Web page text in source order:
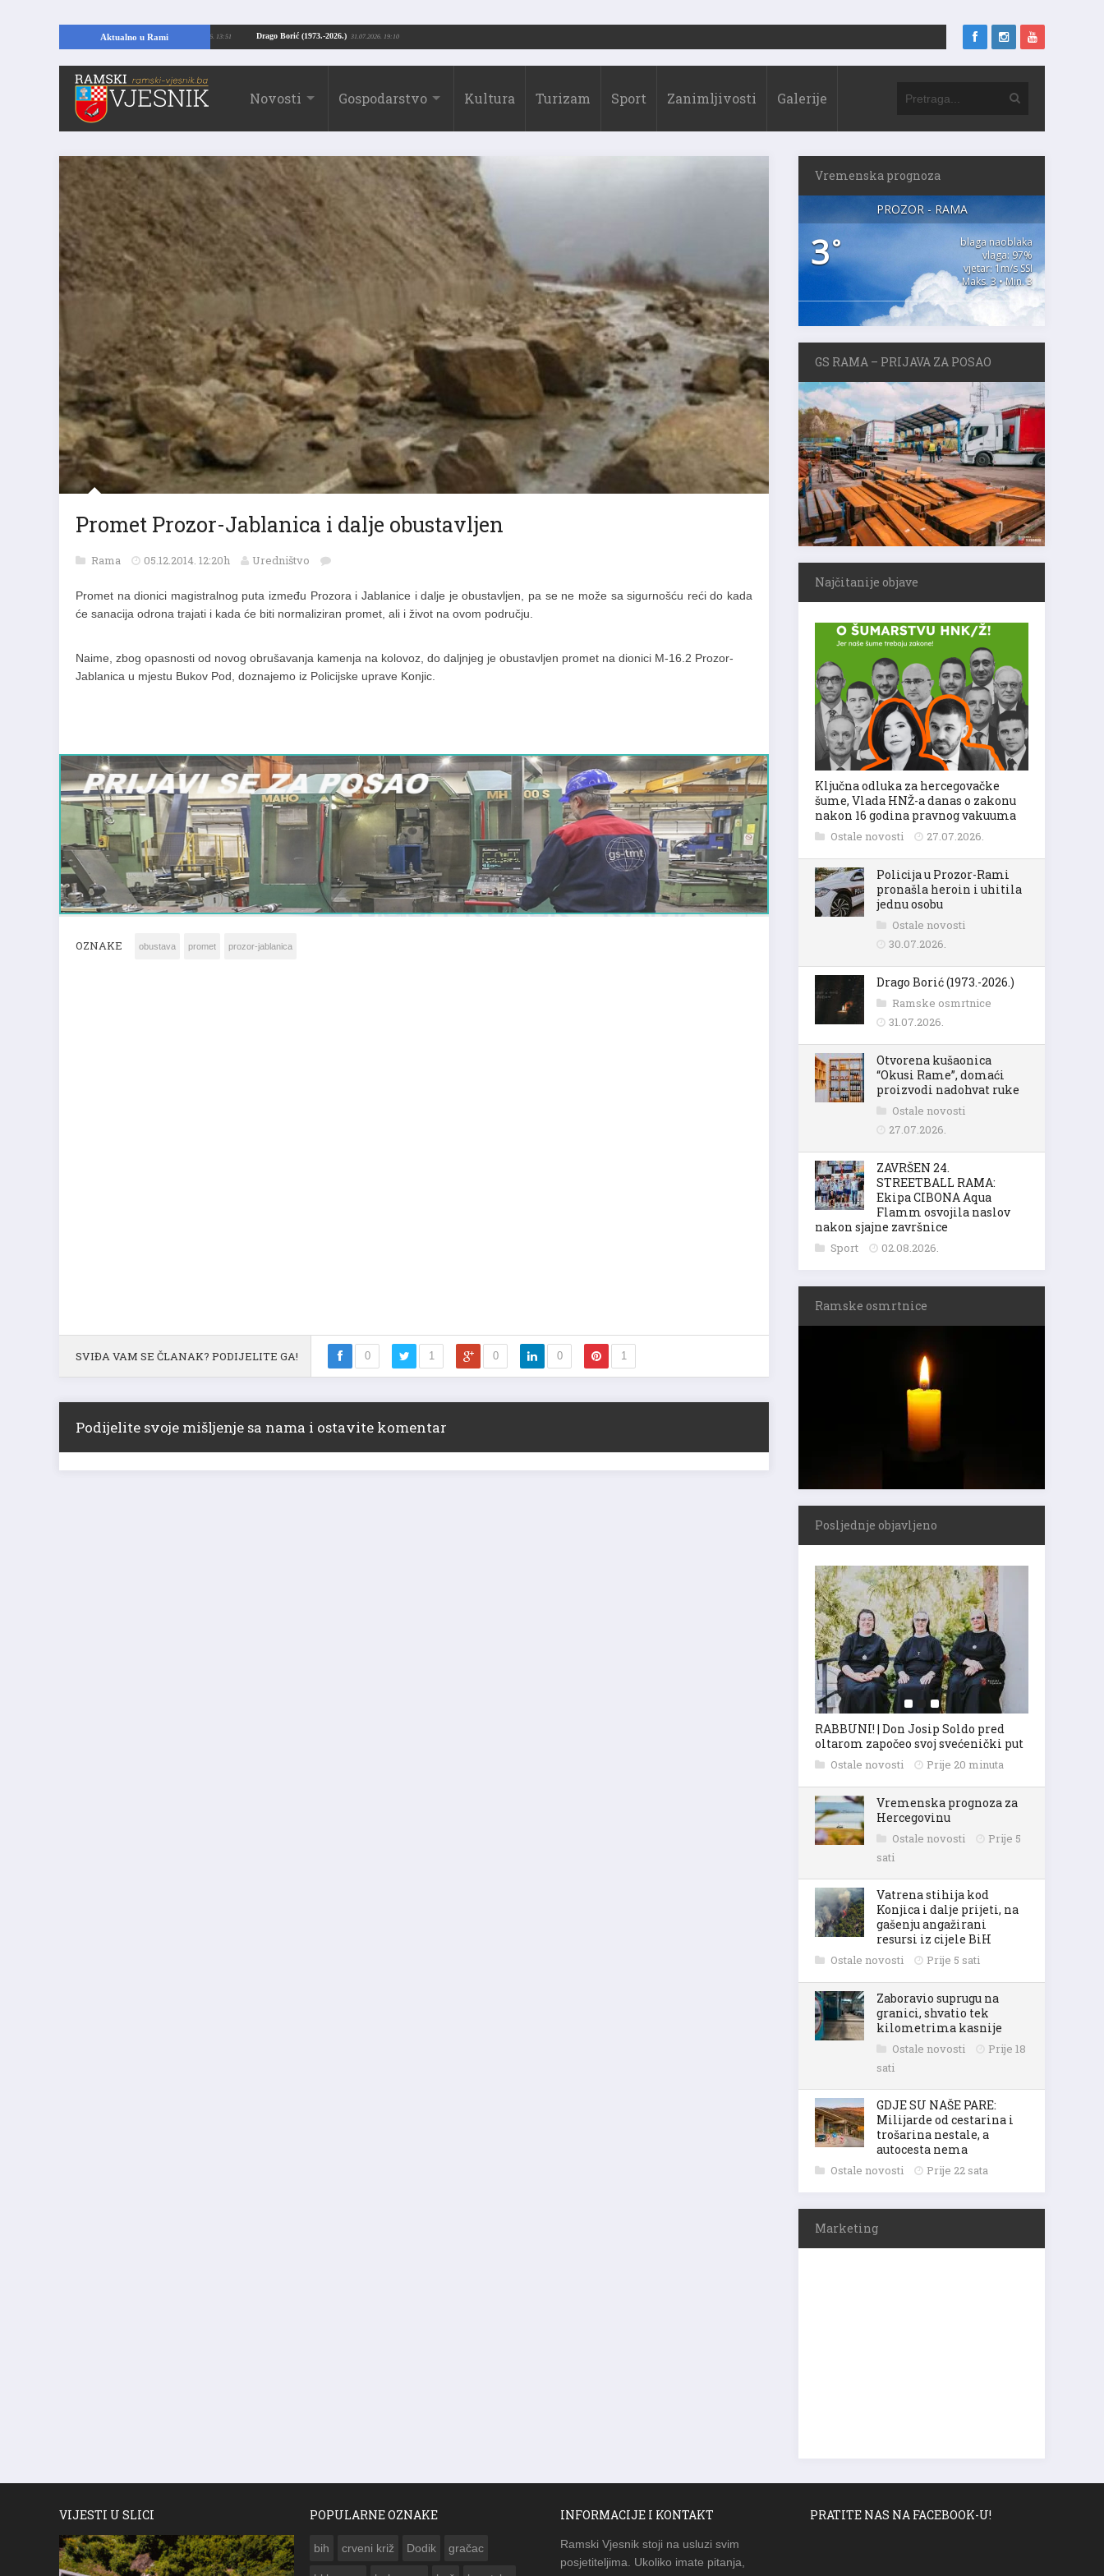
Aktualno u Rami Drago Borić (1973.-2026.) 31.07.2026. 19:10
temelje kuće, pronašao vrijedne arheološke ostatke 24.07.2026. 13:51
Novosti Gospodarstvo Kultura Turizam Sport Zanimljivosti Galerije
Promet Prozor-Jablanica i dalje obustavljen
Rama 05.12.2014. 12:20h Uredništvo
Promet na dionici magistralnog puta između Prozora i Jablanice i dalje je obustavljen, pa se ne može sa sigurnošću reći do kada
će sanacija odrona trajati i kada će biti normaliziran promet, ali i život na ovom području.
Naime, zbog opasnosti od novog obrušavanja kamenja na kolovoz, do daljnjeg je obustavljen promet na dionici M-16.2 Prozor-
Jablanica u mjestu Bukov Pod, doznajemo iz Policijske uprave Konjic.
OZNAKE obustava promet prozor-jablanica
SVIĐA VAM SE ČLANAK? PODIJELITE GA! 0 1 0 0 1
Podijelite svoje mišljenje sa nama i ostavite komentar
Vremenska prognoza
PROZOR - RAMA
3°
blaga naoblaka
vlaga: 97%
vjetar: 1m/s SSI
Maks. 3 • Min. 3
GS RAMA – PRIJAVA ZA POSAO
Najčitanije objave
Ključna odluka za hercegovačke
šume, Vlada HNŽ-a danas o zakonu
nakon 16 godina pravnog vakuuma
Ostale novosti 27.07.2026.
Policija u Prozor-Rami
pronašla heroin i uhitila
jednu osobu
Ostale novosti
30.07.2026.
Drago Borić (1973.-2026.)
Ramske osmrtnice
31.07.2026.
Otvorena kušaonica
“Okusi Rame”, domaći
proizvodi nadohvat ruke
Ostale novosti
27.07.2026.
ZAVRŠEN 24.
STREETBALL RAMA:
Ekipa CIBONA Aqua
Flamm osvojila naslov
nakon sjajne završnice
Sport 02.08.2026.
Ramske osmrtnice
Posljednje objavljeno
RABBUNI! | Don Josip Soldo pred
oltarom započeo svoj svećenički put
Ostale novosti Prije 20 minuta
Vremenska prognoza za
Hercegovinu
Ostale novosti
Prije 5
sati
Vatrena stihija kod
Konjica i dalje prijeti, na
gašenju angažirani
resursi iz cijele BiH
Ostale novosti Prije 5 sati
Zaboravio suprugu na
granici, shvatio tek
kilometrima kasnije
Ostale novosti
Prije 18
sati
GDJE SU NAŠE PARE:
Milijarde od cestarina i
trošarina nestale, a
autocesta nema
Ostale novosti Prije 22 sata
Marketing
VIJESTI U SLICI POPULARNE OZNAKE
bih crveni križ Dodik gračac
INFORMACIJE I KONTAKT
Ramski Vjesnik stoji na usluzi svim
posjetiteljima. Ukoliko imate pitanja,
PRATITE NAS NA FACEBOOK-U!